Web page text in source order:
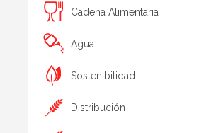
Cadena Alimentaria
Agua
Sostenibilidad
Distribución